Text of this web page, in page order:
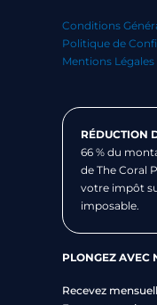
Conditions
Politique de
Mentions Légales
RÉDUCTION
66 % du
de The Coral
votre impôt
imposable.
PLONGEZ AVEC
Recevez